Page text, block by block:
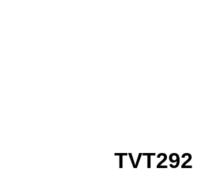
TVT292